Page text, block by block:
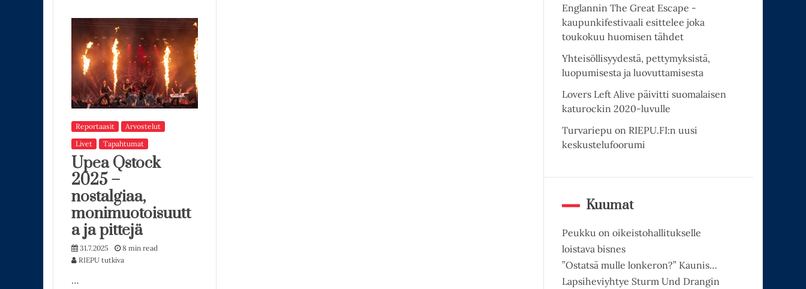
Reportaasit
Arvostelut
Livet
Tapahtumat
Upea Qstock
2025 –
nostalgiaa,
monimuotoisuutt
a ja pittejä
31.7.2025
8 min read
RIEPU tutkiva
…
Englannin The Great Escape -
kaupunkifestivaali esittelee joka
toukokuu huomisen tähdet
Yhteisöllisyydestä, pettymyksistä,
luopumisesta ja luovuttamisesta
Lovers Left Alive päivitti suomalaisen
katurockin 2020-luvulle
Turvariepu on RIEPU.FI:n uusi
keskustelufoorumi
Kuumat
Peukku on oikeistohallitukselle
loistava bisnes
”Ostatsä mulle lonkeron?” Kaunis…
Lapsiheviyhtye Sturm Und Drangin